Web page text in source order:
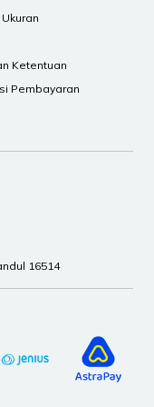
Ketentuan
Pembayaran
16514